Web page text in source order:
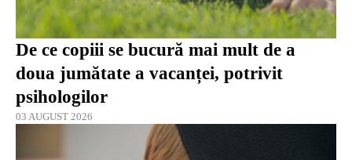
De ce copiii se bucură mai mult de a
doua jumătate a vacanței, potrivit
psihologilor
03 AUGUST 2026